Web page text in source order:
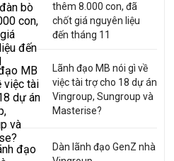
thêm 8.000 con, đã
chốt giá nguyên liệu
đến tháng 11
Lãnh đạo MB nói gì về
việc tài trợ cho 18 dự án
Vingroup, Sungroup và
Masterise?
Dàn lãnh đạo GenZ nhà